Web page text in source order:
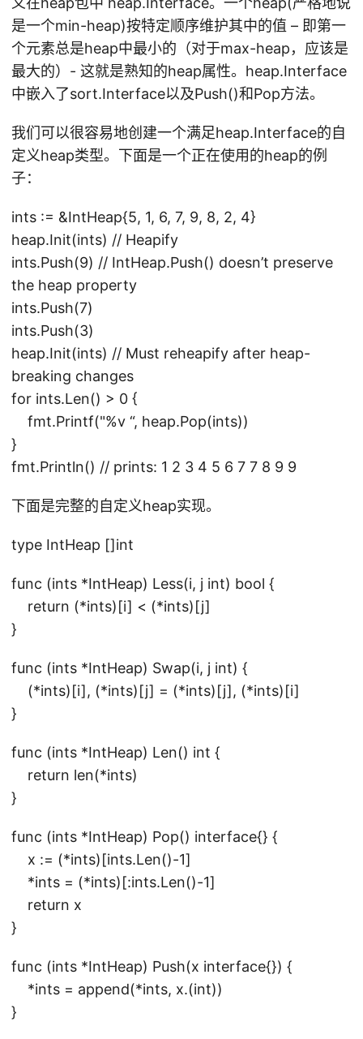
是一个min-heap)按特定顺序维护其中的值 – 即第一
个元素总是heap中最小的（对于max-heap，应该是
最大的）- 这就是熟知的heap属性。heap.Interface
中嵌入了sort.Interface以及Push()和Pop方法。
我们可以很容易地创建一个满足heap.Interface的自
定义heap类型。下面是一个正在使用的heap的例
子：
ints := &IntHeap{5, 1, 6, 7, 9, 8, 2, 4}
heap.Init(ints) // Heapify
ints.Push(9) // IntHeap.Push() doesn’t preserve
the heap property
ints.Push(7)
ints.Push(3)
heap.Init(ints) // Must reheapify after heap-
breaking changes
for ints.Len() > 0 {
fmt.Printf("%v “, heap.Pop(ints))
}
fmt.Println() // prints: 1 2 3 4 5 6 7 7 8 9 9
下面是完整的自定义heap实现。
type IntHeap []int
func (ints *IntHeap) Less(i, j int) bool {
return (*ints)[i] < (*ints)[j]
}
func (ints *IntHeap) Swap(i, j int) {
(*ints)[i], (*ints)[j] = (*ints)[j], (*ints)[i]
}
func (ints *IntHeap) Len() int {
return len(*ints)
}
func (ints *IntHeap) Pop() interface{} {
x := (*ints)[ints.Len()-1]
*ints = (*ints)[:ints.Len()-1]
return x
}
func (ints *IntHeap) Push(x interface{}) {
*ints = append(*ints, x.(int))
}